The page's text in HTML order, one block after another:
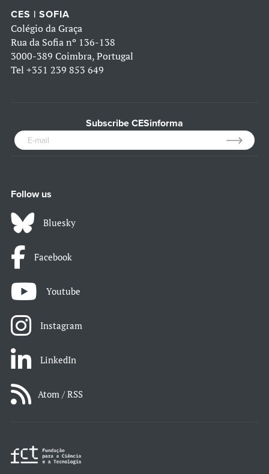
CES | SOFIA
Colégio da Graça
Rua da Sofia nº 136-138
3000-389 Coimbra, Portugal
Tel +351 239 853 649
Subscribe CESinforma
Follow us
Bluesky
Facebook
Youtube
Instagram
LinkedIn
Atom / RSS